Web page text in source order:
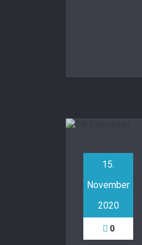
15.
November
2020
0